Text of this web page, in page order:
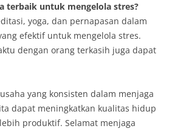
terbaik untuk mengelola stres?
yoga, dan pernapasan dalam
efektif untuk mengelola stres.
dengan orang terkasih juga dapat
yang konsisten dalam menjaga
dapat meningkatkan kualitas hidup
produktif. Selamat menjaga